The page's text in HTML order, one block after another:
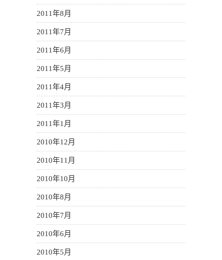
2011年8月
2011年7月
2011年6月
2011年5月
2011年4月
2011年3月
2011年1月
2010年12月
2010年11月
2010年10月
2010年8月
2010年7月
2010年6月
2010年5月